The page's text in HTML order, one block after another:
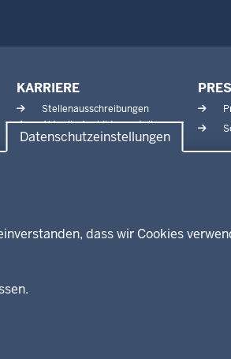
Datenschutzeinstellungen
dass wir Cookies
KARRIERE
Stellenausschreibungen
Aktuelle Ausbildungsstellen
und Praktika